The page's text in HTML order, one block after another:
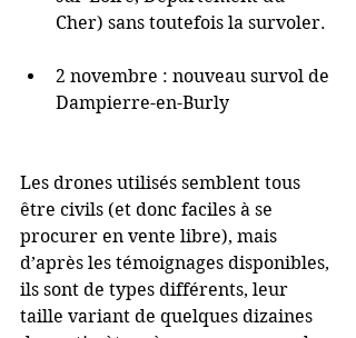
Cher) sans toutefois la survoler.
2 novembre : nouveau survol de
Dampierre-en-Burly
Les drones utilisés semblent tous
être civils (et donc faciles à se
procurer en vente libre), mais
d’après les témoignages disponibles,
ils sont de types différents, leur
taille variant de quelques dizaines